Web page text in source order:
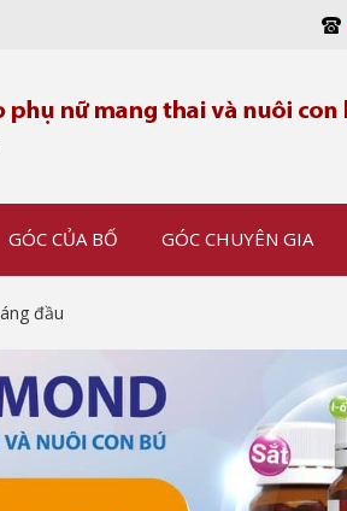
GÓC CỦA BỐ GÓC CHUYÊN GIA
đầu